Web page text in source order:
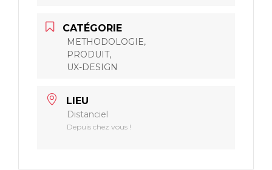
CATÉGORIE
METHODOLOGIE,
PRODUIT,
UX-DESIGN
LIEU
Distanciel
Depuis chez vous !